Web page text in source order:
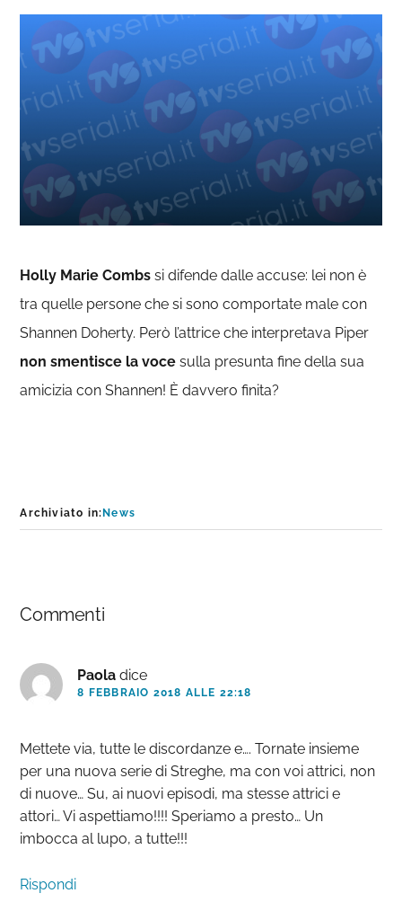
Holly Marie Combs si difende dalle accuse: lei non è
tra quelle persone che si sono comportate male con
Shannen Doherty. Però l’attrice che interpretava Piper
non smentisce la voce sulla presunta fine della sua
amicizia con Shannen! È davvero finita?
Archiviato in: News
del
lettore
Commenti
Paola dice
8 FEBBRAIO 2018 ALLE 22:18
Mettete via, tutte le discordanze e…. Tornate insieme
per una nuova serie di Streghe, ma con voi attrici, non
di nuove… Su, ai nuovi episodi, ma stesse attrici e
attori… Vi aspettiamo!!!! Speriamo a presto… Un
imbocca al lupo, a tutte!!!
Rispondi